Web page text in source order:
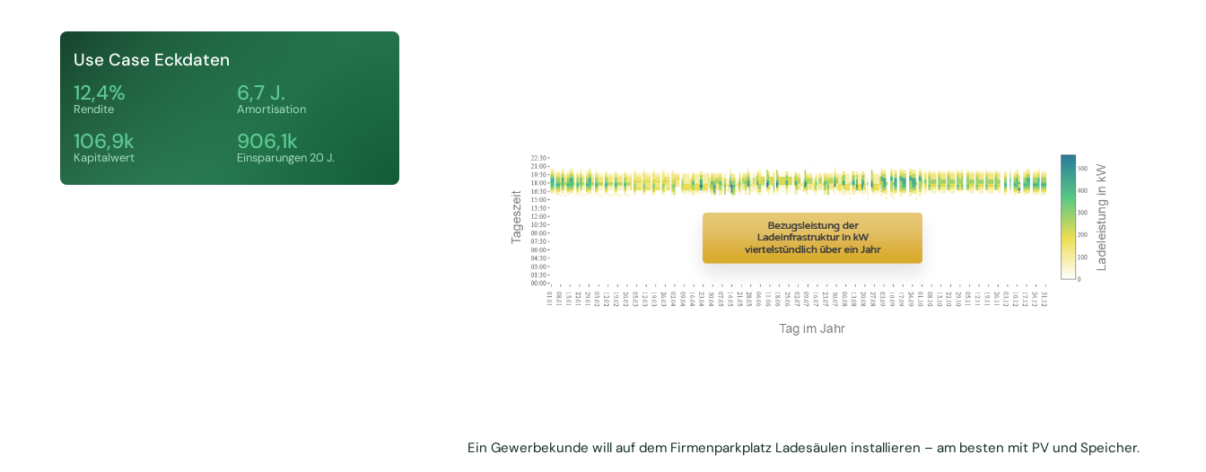
Use Case Eckdaten
12,4%
Rendite
6,7 J.
Amortisation
106,9k
Kapitalwert
906,1k
Einsparungen 20 J.
Ein Gewerbekunde will auf dem Firmenparkplatz Ladesäulen installieren – am besten mit PV und Speicher.